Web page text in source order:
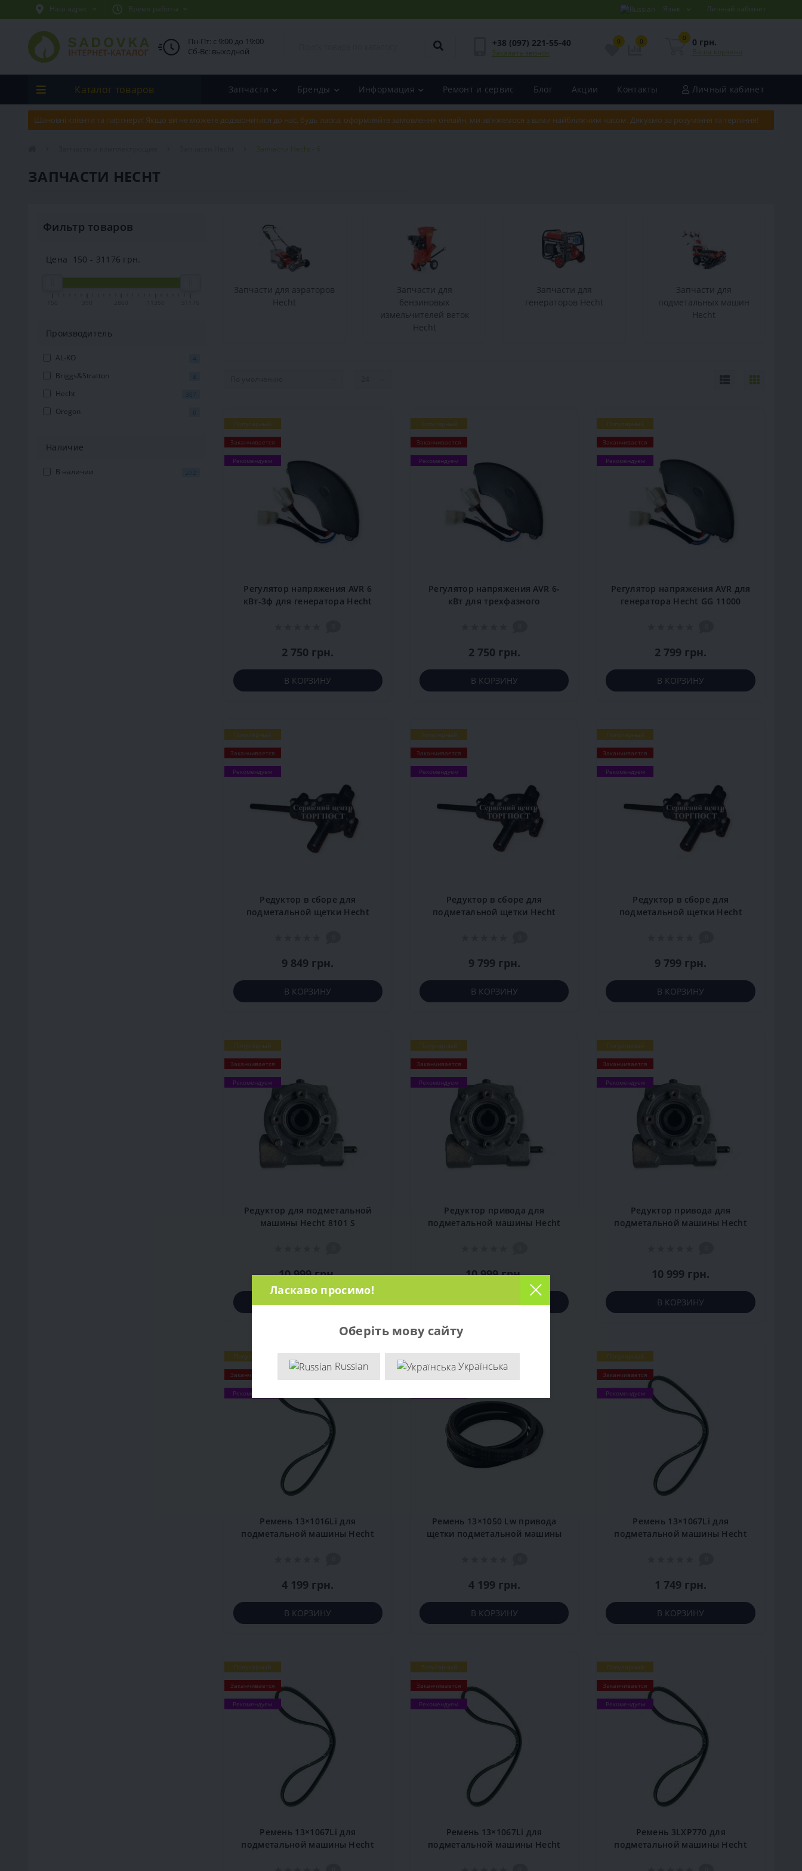
Наш адрес Время работы Язык Личный кабинет
Пн-Пт: с 9:00 до 19:00
Сб-Вс: выходной
+38 (097) 221-55-40
Заказать звонок
0 0 0 0 грн.
Ваша корзина
Каталог товаров Запчасти Бренды Информация Ремонт и сервис Блог Акции Контакты Личный кабинет
Шановні клієнти та партнери! Якщо ви не можете додзвонитися до нас, будь ласка, оформляйте замовлення онлайн, ми зв'яжемося з вами найближчим часом. Дякуємо за розуміння та терпіння!
Запчасти Hecht - 6
ЗАПЧАСТИ HECHT
Фильтр товаров
Цена 150 - 31176 грн.
Производитель
AL-KO 4
Briggs&Stratton 8
Hecht 307
Oregon
Наличие
В наличии 272
Запчасти для аэраторов
Hecht
Запчасти для
бензиновых
измельчителей веток
Hecht
Запчасти для
генераторов Hecht
Запчасти для
подметальных машин
Hecht
Популярный
Заканчивается
Рекомендуем
Регулятор напряжения AVR 6
кВт-3ф для генератора Hecht
2 750 грн.
В КОРЗИНУ
Популярный
Заканчивается
Рекомендуем
Регулятор напряжения AVR 6-
кВт для трехфазного
2 750 грн.
В КОРЗИНУ
Популярный
Заканчивается
Рекомендуем
Регулятор напряжения AVR для
генератора Hecht GG 11000
2 799 грн.
В КОРЗИНУ
Популярный
Заканчивается
Рекомендуем
Редуктор в сборе для
подметальной щетки Hecht
9 849 грн.
В КОРЗИНУ
Популярный
Заканчивается
Рекомендуем
Редуктор в сборе для
подметальной щетки Hecht
9 799 грн.
В КОРЗИНУ
Популярный
Заканчивается
Рекомендуем
Редуктор в сборе для
подметальной щетки Hecht
9 799 грн.
В КОРЗИНУ
Популярный
Заканчивается
Рекомендуем
Редуктор для подметальной
машины Hecht 8101 S
10 999 грн.
В КОРЗИНУ
Популярный
Заканчивается
Рекомендуем
Редуктор привода для
подметальной машины Hecht
10 999 грн.
В КОРЗИНУ
Популярный
Заканчивается
Рекомендуем
Редуктор привода для
подметальной машины Hecht
10 999 грн.
В КОРЗИНУ
Популярный
Заканчивается
Рекомендуем
Ремень 13×1016Li для
подметальной машины Hecht
4 199 грн.
В КОРЗИНУ
Заканчивается
Ремень 13×1050 Lw привода
щетки подметальной машины
4 199 грн.
В КОРЗИНУ
Популярный
Заканчивается
Рекомендуем
Ремень 13×1067Li для
подметальной машины Hecht
1 749 грн.
В КОРЗИНУ
Популярный
Заканчивается
Рекомендуем
Ремень 13×1067Li для
подметальной машины Hecht
Популярный
Заканчивается
Рекомендуем
Ремень 13×1067Li для
подметальной машины Hecht
Популярный
Заканчивается
Рекомендуем
Ремень 3LXP770 для
подметальной машины Hecht
Ласкаво просимо!
Оберіть мову сайту
Russian Українська